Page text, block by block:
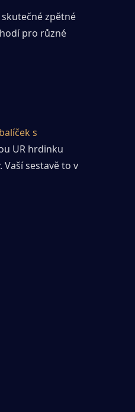
zpětné
pro různé
s
UR hrdinku
sestavě to v